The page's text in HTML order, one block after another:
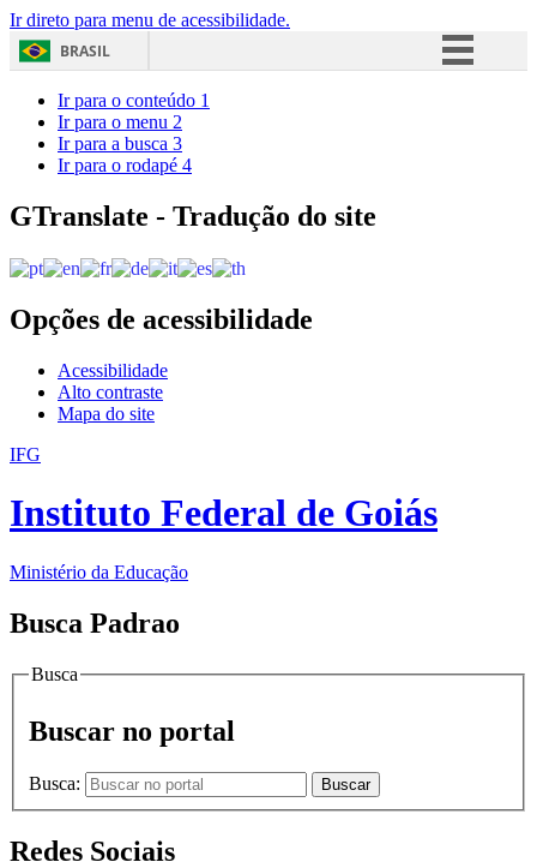
Ir direto para menu de acessibilidade.
BRASIL
Acesso à informação
Ir para o conteúdo 1
Ir para o menu 2
Ir para a busca 3
Ir para o rodapé 4
GTranslate - Tradução do site
Opções de acessibilidade
Acessibilidade
Alto contraste
Mapa do site
IFG
Instituto Federal de Goiás
Ministério da Educação
Busca Padrao
Busca
Buscar no portal
Busca: Buscar
Redes Sociais